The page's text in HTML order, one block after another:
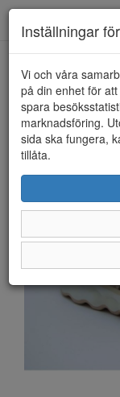
HEM TAMARIS
Inställningar
Vi och våra
på din enhet för
spara
marknadsföring.
sida ska fungera,
tillåta.